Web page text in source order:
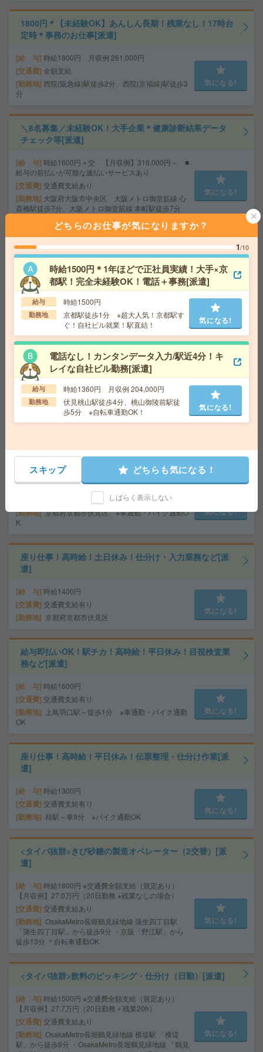
1800円＊【未経験OK】あんしん長期！残業なし！17時台
定時＊事務のお仕事[派遣]
給 与 時給1800円 月収例 261,000円
交通費 全額支給
勤務地 西院(阪急線)駅徒歩2分、西院(京福線)駅徒歩3
分
気になる!
＼8名募集／未経験OK！大手企業＊健康診断結果データ
チェック等[派遣]
給 与 時給1600円＋交 【月収例】316,000円～ ■
給与の前払いが可能な速払いサービスあり
交通費 交通費支給あり
勤務地 大阪府大阪市中央区 大阪メトロ御堂筋線 心
斎橋駅徒歩7分、大阪メトロ御堂筋線 本町駅徒歩7分
気になる!
【高時給1730円】未経験OK＊残業なし！データ入力やチ
ャット返信対応など[派遣]
給 与
時給1730円＋交 ■給与の前払いが可能な速
払いサービスあり
交通費 交通費支給あり
勤務地 大阪府大阪市北区 大阪メトロ四つ橋線 西梅
田駅徒歩4分、大阪環状線 大阪駅徒歩7分
気になる!
給与即払いOK！駅チカ！高時給！入出荷・ピッキング[派
遣]
給 与 時給1300円
交通費 交通費支給有り
くいな橋駅～徒歩3分 ※バイク通勤OK
気になる!
給与即払いOK！高時給！土日休み！日勤のお仕事！梱包
業務[派遣]
給 与 時給1400円
勤務地 京都府京都市伏見区 ※車通勤・バイク通勤O
K
気になる!
座り仕事！高時給！土日休み！仕分け・入力業務など[派
遣]
給 与 時給1400円
交通費 交通費支給有り
勤務地 京都府京都市伏見区
気になる!
給与即払いOK！駅チカ！高時給！平日休み！目視検査業
務など[派遣]
給 与 時給1600円
交通費 交通費支給有り
勤務地
上鳥羽口駅～徒歩1分 ※車通勤・バイク通勤
OK
気になる!
座り仕事！高時給！平日休み！伝票整理・仕分け作業[派
遣]
給 与 時給1300円
交通費 交通費支給有り
勤務地 桂駅～車9分 ※バイク通勤OK
気になる!
<タイパ抜群>きび砂糖の製造オペレーター（2交替）[派
遣]
給 与 時給1800円 ※交通費全額支給（規定あり）
【月収例】27.0万円（20日勤務 ※残業なしの場合）
交通費 交通費支給あり
勤務地 OsakaMetro長堀鶴見緑地線 蒲生四丁目駅
「蒲生四丁目駅」から徒歩9分 ・京阪「野江駅」から
徒歩13分 ＊自転車通勤OK
気になる!
<タイパ抜群>飲料のピッキング・仕分け（日勤）[派遣]
給 与 時給1500円 ※交通費全額支給（規定あり）
【月収例】27.7万円（20日勤務＋残業20h）
交通費 交通費支給あり
勤務地 OsakaMetro長堀鶴見緑地線 横堤駅 「横堤
駅」から徒歩8分 ・OsakaMetro長堀鶴見緑地線 「鶴見
気になる!
どちらのお仕事が気になりますか？
1/10
時給1500円＊1年ほどで正社員実績！大手×京
都駅！完全未経験OK！電話＋事務[派遣]
給与 時給1500円
勤務地
京都駅徒歩1分 ※超大人気！京都駅す
ぐ！自社ビル就業！駅直結！
気になる!
電話なし！カンタンデータ入力/駅近4分！キ
レイな自社ビル勤務[派遣]
給与 時給1360円 月収例 204,000円
勤務地
伏見桃山駅徒歩4分、桃山御陵前駅徒
歩5分 ※自転車通勤OK！
気になる!
スキップ どちらも気になる！
しばらく表示しない